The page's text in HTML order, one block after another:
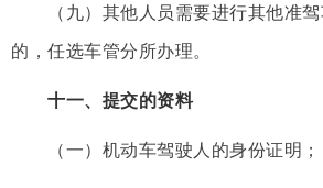
（九）其他人员需要进行其他准驾
的，任选车管分所办理。
十一、提交的资料
（一）机动车驾驶人的身份证明；